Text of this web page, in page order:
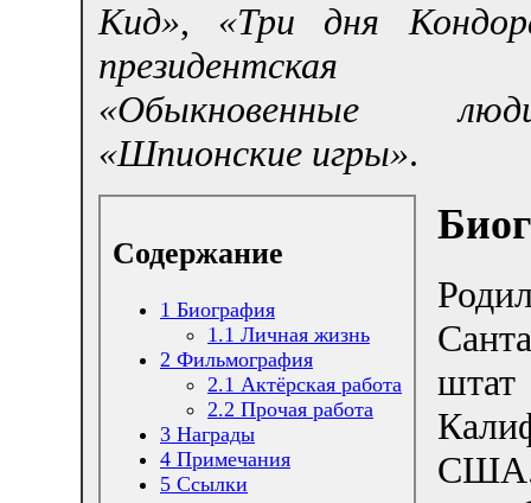
Кид», «Три дня
президентская
«Обыкновенные
«Шпионские игры».
Содержание
1 Биография
1.1 Личная жизнь
2 Фильмография
2.1 Актёрская работа
2.2 Прочая работа
3 Награды
4 Примечания
5 Ссылки
штат